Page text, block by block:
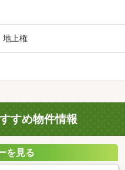
地上権
すめ物件情報
を見る